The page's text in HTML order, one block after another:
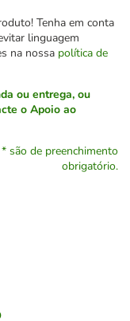
Tenha em conta
linguagem
na nossa política de
ou entrega, ou
o Apoio ao
são de preenchimento
obrigatório.